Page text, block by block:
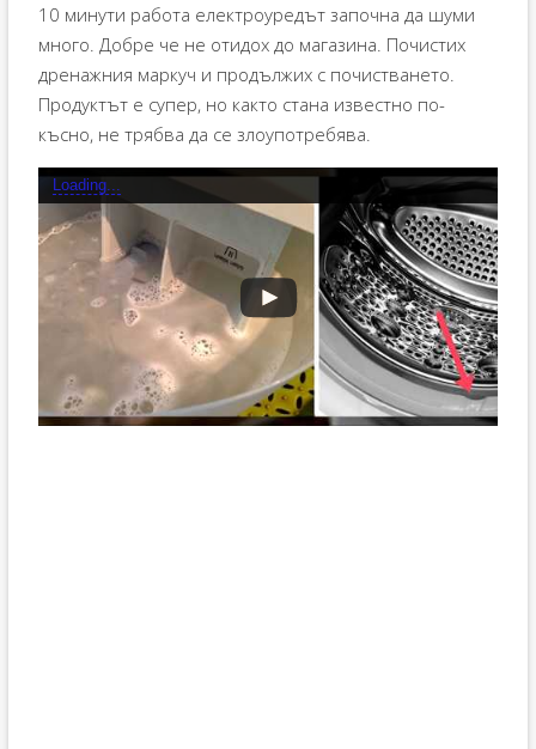
10 минути работа електроуредът започна да шуми
много. Добре че не отидох до магазина. Почистих
дренажния маркуч и продължих с почистването.
Продуктът е супер, но както стана известно по-
късно, не трябва да се злоупотребява.
Loading...